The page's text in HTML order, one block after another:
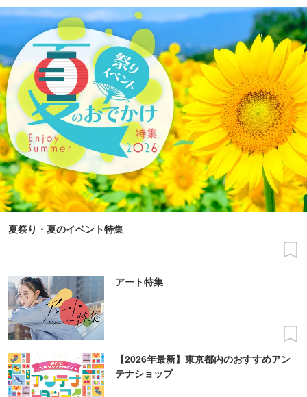
夏祭り・夏のイベント特集
アート特集
【2026年最新】東京都内のおすすめアン
テナショップ